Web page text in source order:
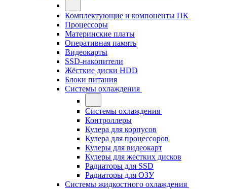
Комплектующие и компоненты ПК
Процессоры
Материнские платы
Оперативная память
Видеокарты
SSD-накопители
Жёсткие диски HDD
Блоки питания
Системы охлаждения
Системы охлаждения
Контроллеры
Кулера для корпусов
Кулера для процессоров
Кулеры для видеокарт
Кулеры для жестких дисков
Радиаторы для SSD
Радиаторы для ОЗУ
Системы жидкостного охлаждения